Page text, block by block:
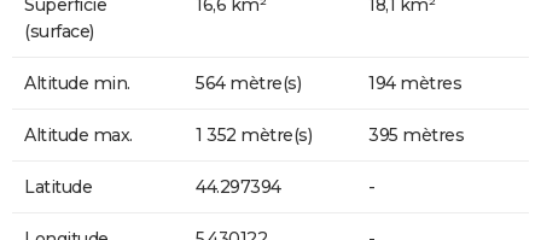
Superficie
(surface)
16,6 km² 18,1 km²
Altitude min. 564 mètre(s) 194 mètres
Altitude max. 1 352 mètre(s) 395 mètres
Latitude 44.297394 -